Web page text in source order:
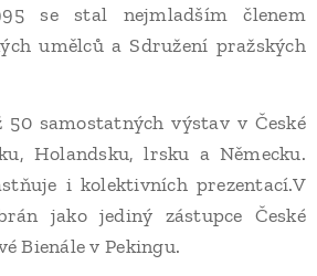
se stal nejmladším členem
umělců a Sdružení pražských
50 samostatných výstav v České
Holandsku, lrsku a Německu.
i kolektivních prezentací.V
jako jediný zástupce České
Bienále v Pekingu.